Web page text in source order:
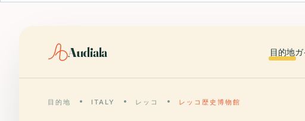
Audiala 目的地
目的地 ITALY レッコ レッコ歴史博物館